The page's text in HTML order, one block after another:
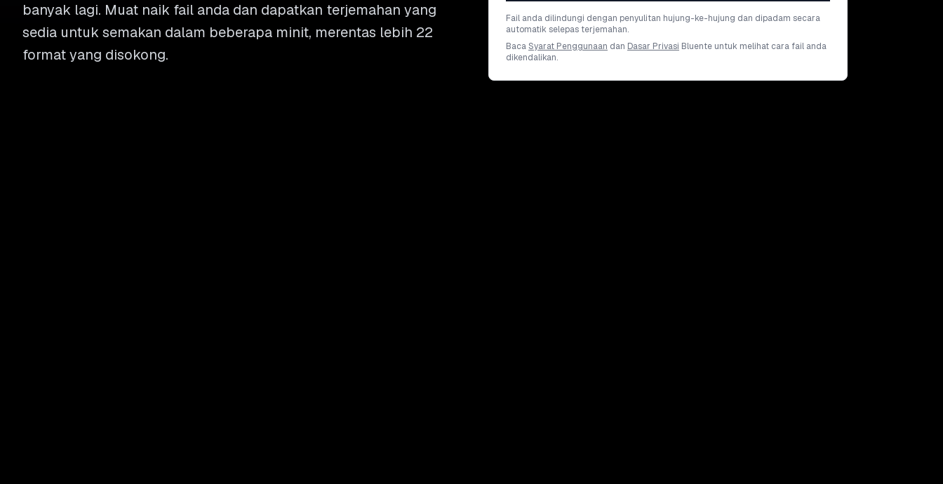
banyak lagi. Muat naik fail anda dan dapatkan terjemahan yang
sedia untuk semakan dalam beberapa minit, merentas lebih 22
format yang disokong.
Fail anda dilindungi dengan penyulitan hujung-ke-hujung dan dipadam secara
automatik selepas terjemahan.
BacaSyarat Penggunaan dan Dasar Privasi Bluente untuk melihat cara fail anda
dikendalikan.